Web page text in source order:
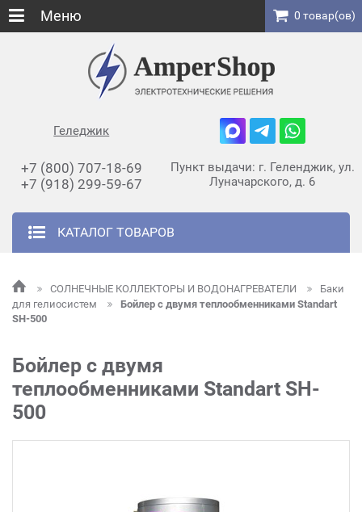
Геледжик
+7 (800) 707-18-69
+7 (918) 299-59-67
Пункт выдачи: г. Геленджик, ул.
Луначарского, д. 6
КАТАЛОГ ТОВАРОВ
Меню 0 товар(ов)
СОЛНЕЧНЫЕ КОЛЛЕКТОРЫ И ВОДОНАГРЕВАТЕЛИ
Баки
для гелиосистем
Бойлер с двумя теплообменниками Standart
SH-500
Бойлер с двумя
теплообменниками Standart SH-
500